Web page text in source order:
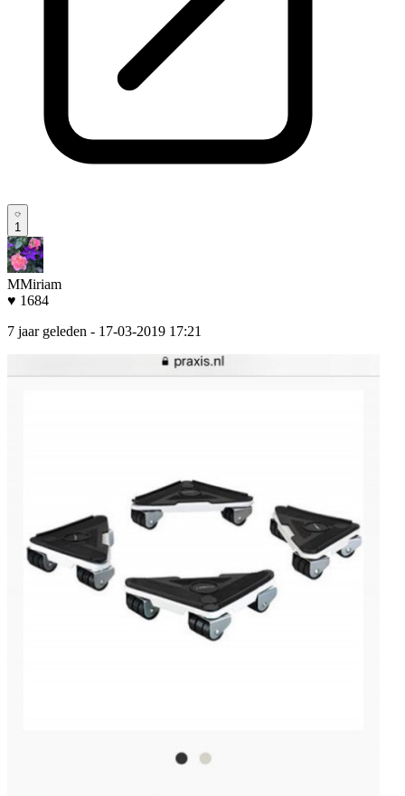
1
MMiriam
♥ 1684
7 jaar geleden - 17-03-2019 17:21